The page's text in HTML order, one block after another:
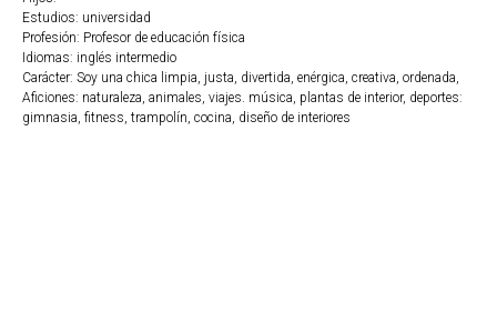
Estudios: universidad
Profesión: Profesor de educación física
Idiomas: inglés intermedio
Carácter: Soy una chica limpia, justa, divertida, enérgica, creativa, ordenada,
Aficiones: naturaleza, animales, viajes. música, plantas de interior, deportes:
gimnasia, fitness, trampolín, cocina, diseño de interiores